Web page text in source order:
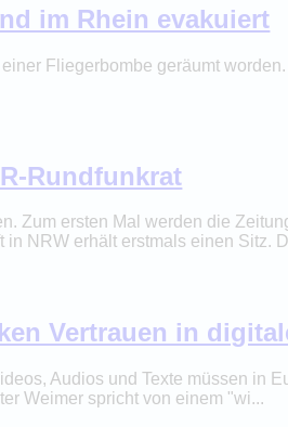
im Rhein evakuiert
Fliegerbombe geräumt
Rundfunkrat
Zum ersten Mal werden die
NRW erhält erstmals einen Sitz.
Vertrauen in
Audios und Texte müssen in
Weimer spricht von einem "wi...